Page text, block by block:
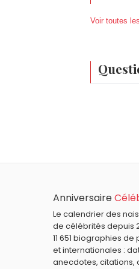
Voir toutes
Jean
Anniversaire
Le calendrier des
de célébrités depuis
11 651 biographies
et internationales :
anecdotes, citations,